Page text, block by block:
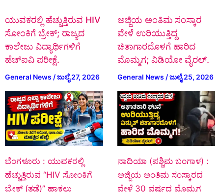
ಯುವಕರಲ್ಲಿ ಹೆಚ್ಚುತ್ತಿರುವ HIV
ಸೋಂಕಿಗೆ ಬ್ರೇಕ್; ರಾಜ್ಯದ
ಕಾಲೇಜು ವಿದ್ಯಾರ್ಥಿಗಳಿಗೆ
ಹೆಚ್‌ಐವಿ ಪರೀಕ್ಷೆ.
General News /ಜುಲೈ 27, 2026
ಬೆಂಗಳೂರು : ಯುವಕರಲ್ಲಿ
ಹೆಚ್ಚುತ್ತಿರುವ “HIV ಸೋಂಕಿಗೆ
ಬ್ರೇಕ್ (ತಡೆ)” ಹಾಕಲು
ಅಜ್ಜಿಯ ಅಂತಿಮ ಸಂಸ್ಕಾರ
ವೇಳೆ ಉರಿಯುತ್ತಿದ್ದ
ಚಿತಾಗಾರದೊಳಗೆ ಹಾರಿದ
ಮೊಮ್ಮಗ; ವಿಡಿಯೋ ವೈರಲ್.
General News /ಜುಲೈ 25, 2026
ನಾದಿಯಾ (ಪಶ್ಚಿಮ ಬಂಗಾಳ) :
ಅಜ್ಜಿಯ ಅಂತಿಮ ಸಂಸ್ಕಾರದ
ವೇಳೆ 30 ವರ್ಷದ ಮೊಮ್ಮಗ